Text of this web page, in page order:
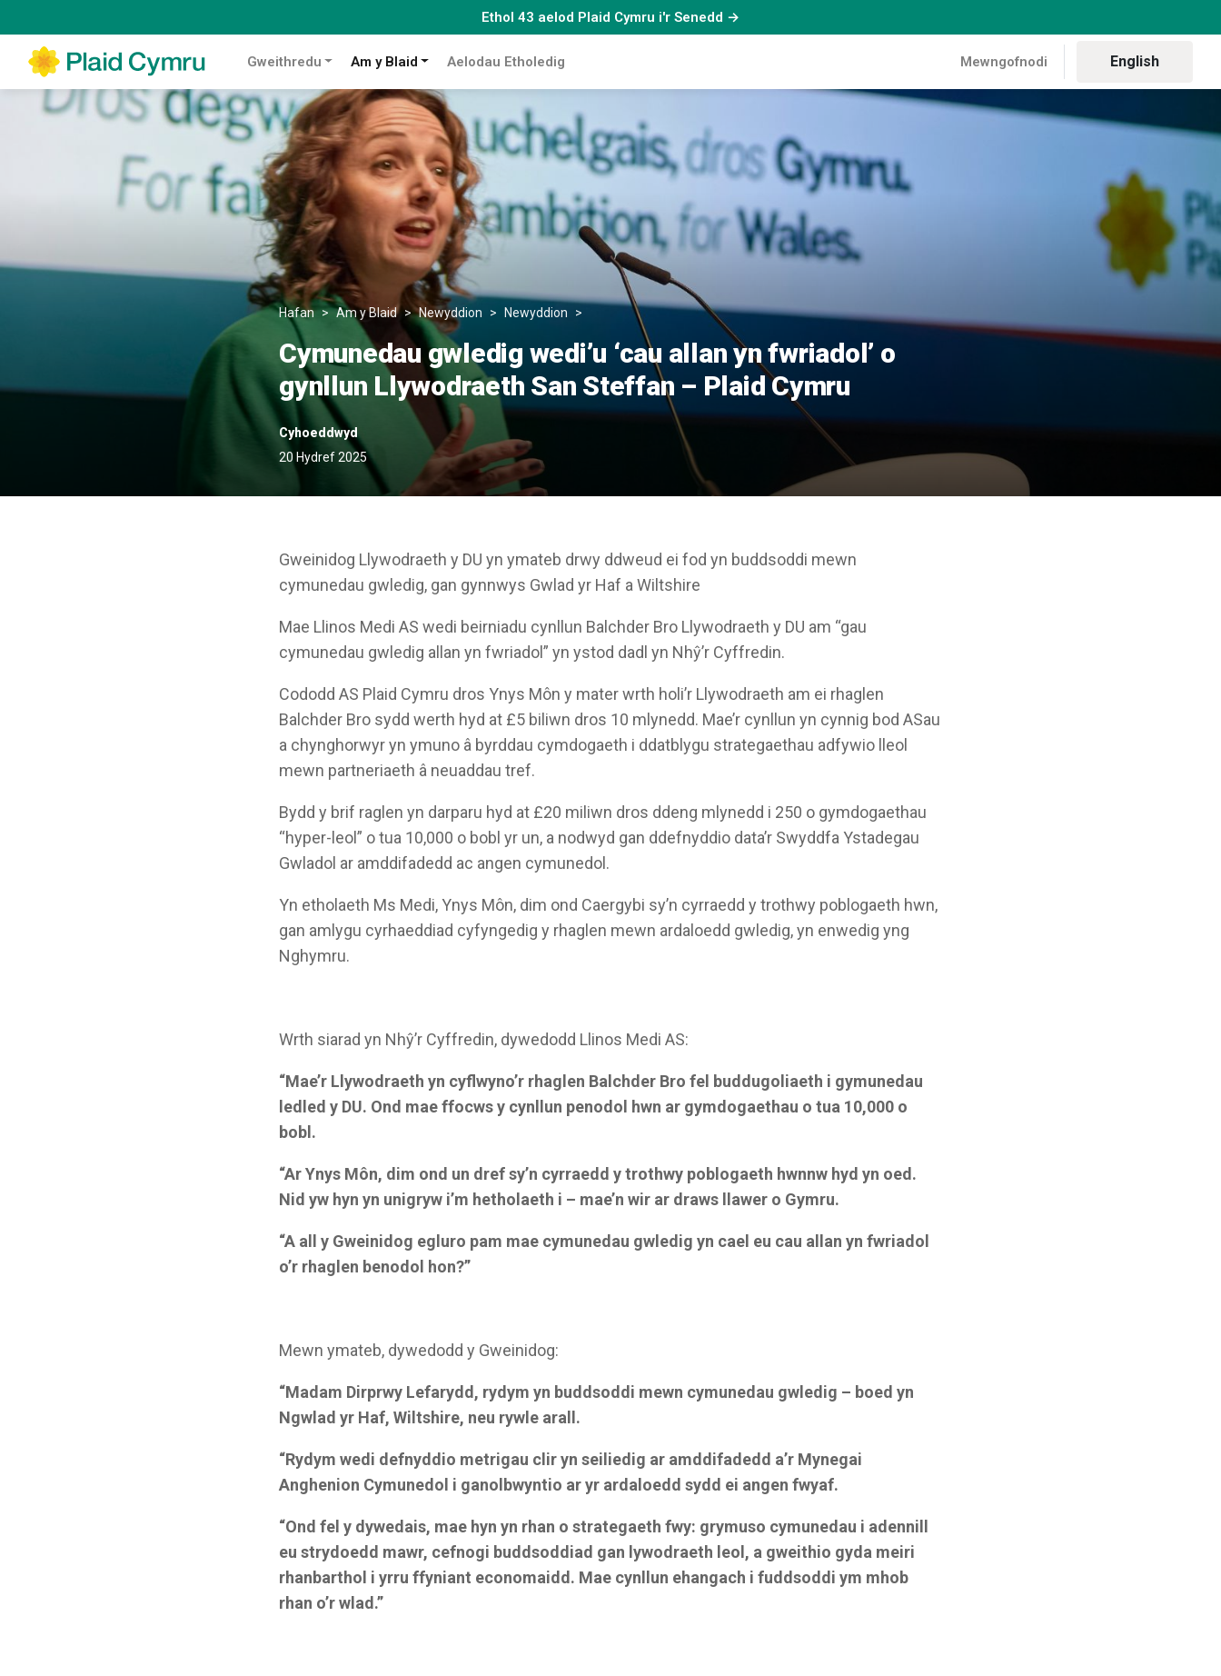
Ethol 43 aelod Plaid Cymru i'r Senedd →
Gweithredu Am y Blaid Aelodau Etholedig Mewngofnodi English
Hafan Am y Blaid Newyddion Newyddion Cymunedau gwledig wedi’u ‘cau allan yn fwriadol’ o gynllun Llywodraeth San Steffan – Plaid Cymru
Cymunedau gwledig wedi’u ‘cau allan yn fwriadol’ o
gynllun Llywodraeth San Steffan – Plaid Cymru
Cyhoeddwyd
20 Hydref 2025
Gweinidog Llywodraeth y DU yn ymateb drwy ddweud ei fod yn buddsoddi mewn
cymunedau gwledig, gan gynnwys Gwlad yr Haf a Wiltshire
Mae Llinos Medi AS wedi beirniadu cynllun Balchder Bro Llywodraeth y DU am “gau
cymunedau gwledig allan yn fwriadol” yn ystod dadl yn Nhŷ’r Cyffredin.
Cododd AS Plaid Cymru dros Ynys Môn y mater wrth holi’r Llywodraeth am ei rhaglen
Balchder Bro sydd werth hyd at £5 biliwn dros 10 mlynedd. Mae’r cynllun yn cynnig bod ASau
a chynghorwyr yn ymuno â byrddau cymdogaeth i ddatblygu strategaethau adfywio lleol
mewn partneriaeth â neuaddau tref.
Bydd y brif raglen yn darparu hyd at £20 miliwn dros ddeng mlynedd i 250 o gymdogaethau
“hyper-leol” o tua 10,000 o bobl yr un, a nodwyd gan ddefnyddio data’r Swyddfa Ystadegau
Gwladol ar amddifadedd ac angen cymunedol.
Yn etholaeth Ms Medi, Ynys Môn, dim ond Caergybi sy’n cyrraedd y trothwy poblogaeth hwn,
gan amlygu cyrhaeddiad cyfyngedig y rhaglen mewn ardaloedd gwledig, yn enwedig yng
Nghymru.
Wrth siarad yn Nhŷ’r Cyffredin, dywedodd Llinos Medi AS:
“Mae’r Llywodraeth yn cyflwyno’r rhaglen Balchder Bro fel buddugoliaeth i gymunedau
ledled y DU. Ond mae ffocws y cynllun penodol hwn ar gymdogaethau o tua 10,000 o
bobl.
“Ar Ynys Môn, dim ond un dref sy’n cyrraedd y trothwy poblogaeth hwnnw hyd yn oed.
Nid yw hyn yn unigryw i’m hetholaeth i – mae’n wir ar draws llawer o Gymru.
“A all y Gweinidog egluro pam mae cymunedau gwledig yn cael eu cau allan yn fwriadol
o’r rhaglen benodol hon?”
Mewn ymateb, dywedodd y Gweinidog:
“Madam Dirprwy Lefarydd, rydym yn buddsoddi mewn cymunedau gwledig – boed yn
Ngwlad yr Haf, Wiltshire, neu rywle arall.
“Rydym wedi defnyddio metrigau clir yn seiliedig ar amddifadedd a’r Mynegai
Anghenion Cymunedol i ganolbwyntio ar yr ardaloedd sydd ei angen fwyaf.
“Ond fel y dywedais, mae hyn yn rhan o strategaeth fwy: grymuso cymunedau i adennill
eu strydoedd mawr, cefnogi buddsoddiad gan lywodraeth leol, a gweithio gyda meiri
rhanbarthol i yrru ffyniant economaidd. Mae cynllun ehangach i fuddsoddi ym mhob
rhan o’r wlad.”